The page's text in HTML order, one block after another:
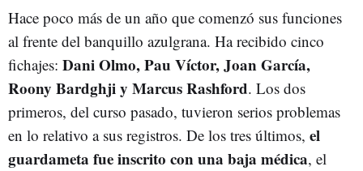
Hace poco más de un año que comenzó sus funciones
al frente del banquillo azulgrana. Ha recibido cinco
fichajes: Dani Olmo, Pau Víctor, Joan García,
Roony Bardghji y Marcus Rashford. Los dos
primeros, del curso pasado, tuvieron serios problemas
en lo relativo a sus registros. De los tres últimos, el
guardameta fue inscrito con una baja médica, el